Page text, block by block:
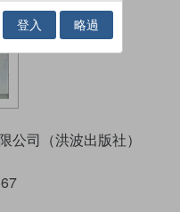
公司（洪波出版社）
登入 略過